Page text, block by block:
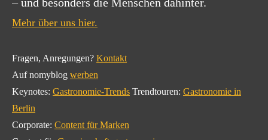
– und besonders die Menschen dahinter.
Mehr über uns hier.
Fragen, Anregungen? Kontakt
Auf nomyblog werben
Keynotes: Gastronomie-Trends Trendtouren: Gastronomie in
Berlin
Corporate: Content für Marken